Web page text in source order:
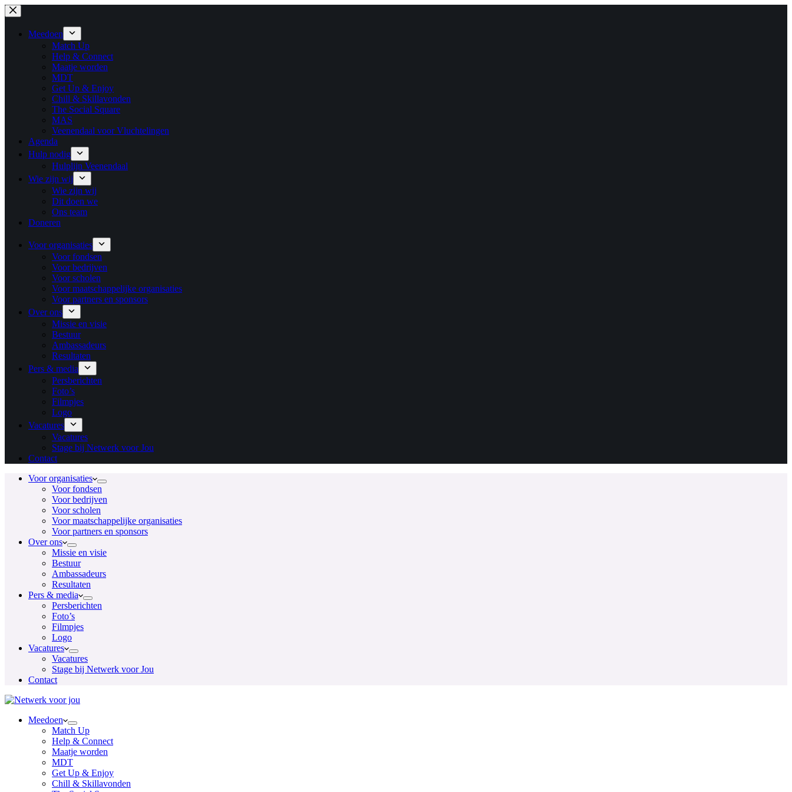
Ga
naar
inhoud
Meedoen
Match Up
Help & Connect
Maatje worden
MDT
Get Up & Enjoy
Chill & Skillavonden
The Social Square
MAS
Veenendaal voor Vluchtelingen
Agenda
Hulp nodig
Hulplijn Veenendaal
Wie zijn wij
Wie zijn wij
Dit doen we
Ons team
Doneren
Voor organisaties
Voor fondsen
Voor bedrijven
Voor scholen
Voor maatschappelijke organisaties
Voor partners en sponsors
Over ons
Missie en visie
Bestuur
Ambassadeurs
Resultaten
Pers & media
Persberichten
Foto’s
Filmpjes
Logo
Vacatures
Vacatures
Stage bij Netwerk voor Jou
Contact
Voor organisaties
Voor fondsen
Voor bedrijven
Voor scholen
Voor maatschappelijke organisaties
Voor partners en sponsors
Over ons
Missie en visie
Bestuur
Ambassadeurs
Resultaten
Pers & media
Persberichten
Foto’s
Filmpjes
Logo
Vacatures
Vacatures
Stage bij Netwerk voor Jou
Contact
Meedoen
Match Up
Help & Connect
Maatje worden
MDT
Get Up & Enjoy
Chill & Skillavonden